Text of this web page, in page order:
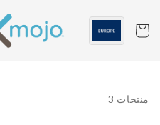
عربه
3 منتجات